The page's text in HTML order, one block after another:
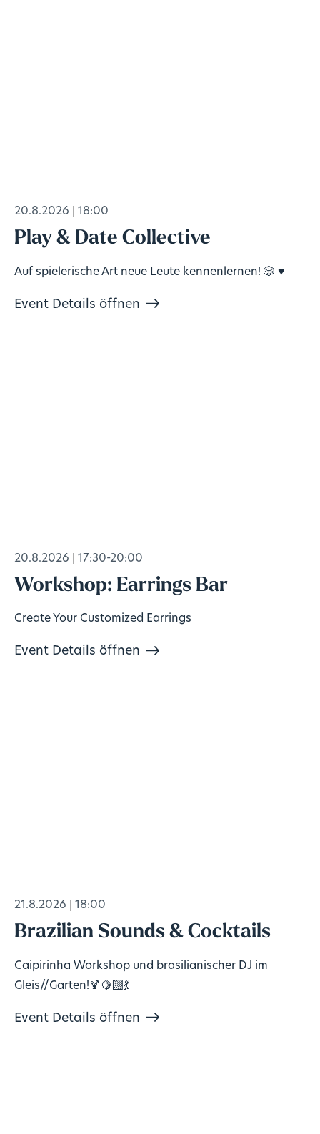
20.8.2026 18:00
Play & Date Collective
Auf spielerische Art neue Leute kennenlernen! 🎲 ♥️
Event Details öffnen
20.8.2026 17:30-20:00
Workshop: Earrings Bar
Create Your Customized Earrings
Event Details öffnen
21.8.2026 18:00
Brazilian Sounds & Cocktails
Caipirinha Workshop und brasilianischer DJ im
Gleis//Garten!🍹🍋‍🟩💃
Event Details öffnen